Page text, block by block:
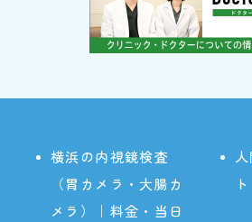
横浜の内視鏡検査
（胃カメラ・大腸カ
メラ）｜料金・当日
ト